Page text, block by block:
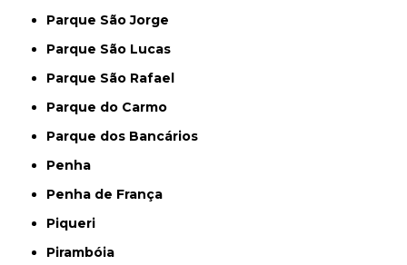
Parque São Jorge
Parque São Lucas
Parque São Rafael
Parque do Carmo
Parque dos Bancários
Penha
Penha de França
Piqueri
Pirambóia